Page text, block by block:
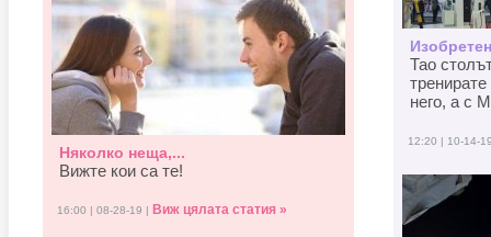
Няколко неща,...
Вижте кои са те!
16:00 | 08-28-19 | Виж цялата статия »
Тао
него, а с
12:20 | 10-14-